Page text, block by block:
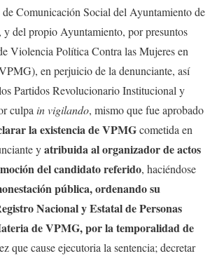
Comunicación Social del Ayuntamiento de
del propio Ayuntamiento, por presuntos
Violencia Política Contra las Mujeres en
en perjuicio de la denunciante, así
Partidos Revolucionario Institucional y
culpa in vigilando, mismo que fue aprobado
la existencia de VPMGcometida en
yatribuida al organizador de actos
del candidato referido, haciéndose
pública, ordenando su
Nacional y Estatal de Personas
de VPMG, por la temporalidad de
que cause ejecutoria la sentencia; decretar